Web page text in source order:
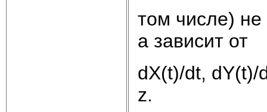
том числе) не
а зависит от
dX(t)/dt, dY(t)/
z.